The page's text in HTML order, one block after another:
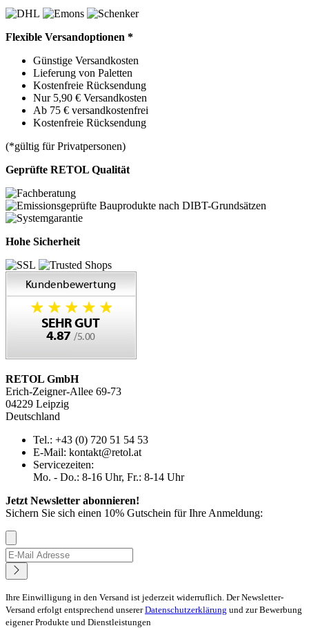
Flexible Versandoptionen *
Günstige Versandkosten
Lieferung von Paletten
Kostenfreie Rücksendung
Nur 5,90 € Versandkosten
Ab 75 € versandkostenfrei
Kostenfreie Rücksendung
(*gültig für Privatpersonen)
Geprüfte RETOL Qualität
Hohe Sicherheit
RETOL GmbH
Erich-Zeigner-Allee 69-73
04229 Leipzig
Deutschland
Tel.: +43 (0) 720 51 54 53
E-Mail: kontakt@retol.at
Servicezeiten:
Mo. - Do.: 8-16 Uhr, Fr.: 8-14 Uhr
Jetzt Newsletter abonnieren!
Sichern Sie sich einen 10% Gutschein für Ihre Anmeldung:
Ihre Einwilligung in den Versand ist jederzeit widerruflich. Der Newsletter-
Versand erfolgt entsprechend unsererDatenschutzerklärung und zur Bewerbung
eigener Produkte und Dienstleistungen